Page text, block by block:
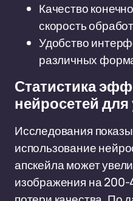
Качество
скорость
Удобство
различных
Статистика
нейросетей
Исследования
использование
апскейла может
изображения на 200-